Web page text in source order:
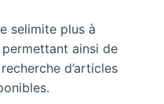
selimite plus à
ainsi de
d’articles